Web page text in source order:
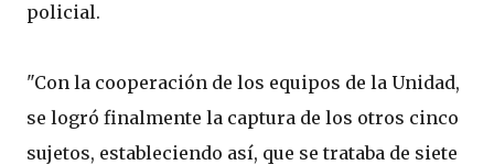
policial.
"Con la cooperación de los equipos de la Unidad,
se logró finalmente la captura de los otros cinco
sujetos, estableciendo así, que se trataba de siete